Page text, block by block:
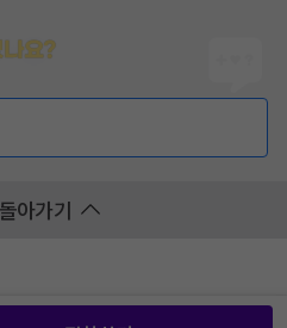
요?
아가기